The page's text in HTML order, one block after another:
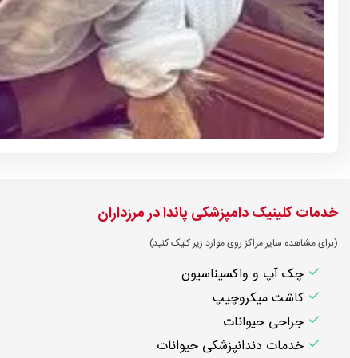
خدمات کلینیک دامپزشکی پاندا در مرزداران
(برای مشاهده سایر مراکز روی موارد زیر کلیک کنید)
چک آپ و واکسیناسیون
کاشت میکروچیپ
جراحی حیوانات
خدمات دندانپزشکی حیوانات